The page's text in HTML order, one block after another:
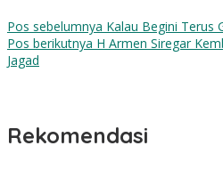
Pos sebelumnya Kalau Begini Terus
Pos berikutnya H Armen Siregar
Jagad
Rekomendasi